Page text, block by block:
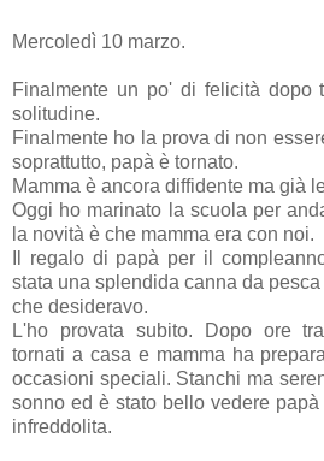
Mercoledì 10 marzo.
Finalmente un po' di felicità
solitudine.
Finalmente ho la prova di non
soprattutto, papà è tornato.
Mamma è ancora diffidente ma già
Oggi ho marinato la scuola per
la novità è che mamma era con noi.
Il regalo di papà per il
stata una splendida canna da
che desideravo.
L'ho provata subito. Dopo ore
tornati a casa e mamma ha
occasioni speciali. Stanchi ma
sonno ed è stato bello vedere
infreddolita.